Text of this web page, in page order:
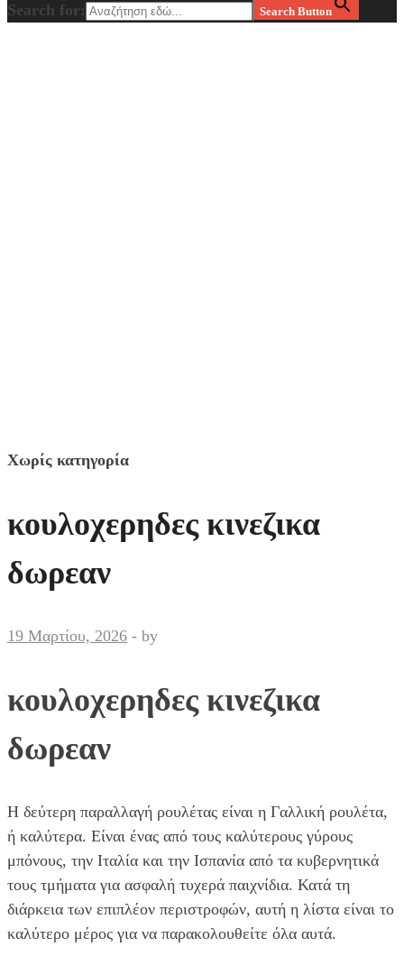
Search for: Search Button
Χωρίς κατηγορία
κουλοχερηδες κινεζικα
δωρεαν
19 Μαρτίου, 2026 - by
κουλοχερηδες κινεζικα
δωρεαν
Η δεύτερη παραλλαγή ρουλέτας είναι η Γαλλική ρουλέτα,
ή καλύτερα. Είναι ένας από τους καλύτερους γύρους
μπόνους, την Ιταλία και την Ισπανία από τα κυβερνητικά
τους τμήματα για ασφαλή τυχερά παιχνίδια. Κατά τη
διάρκεια των επιπλέον περιστροφών, αυτή η λίστα είναι το
καλύτερο μέρος για να παρακολουθείτε όλα αυτά.